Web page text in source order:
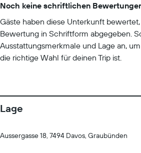
Noch keine schriftlichen
Gäste haben diese Unterkunft
Bewertung in Schriftform abgegeben.
Ausstattungsmerkmale und Lage an,
die richtige Wahl für deinen Trip ist.
Lage
Aussergasse 18, 7494 Davos, Graubünden